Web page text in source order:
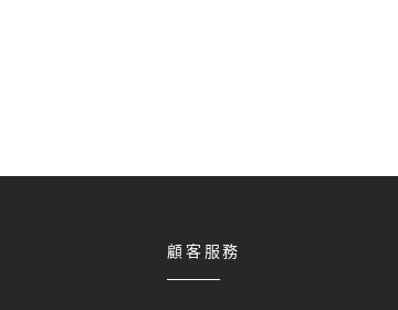
顧客服務